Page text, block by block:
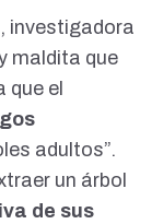
investigadora
maldita que
que el
adultos”.
un árbol
de sus